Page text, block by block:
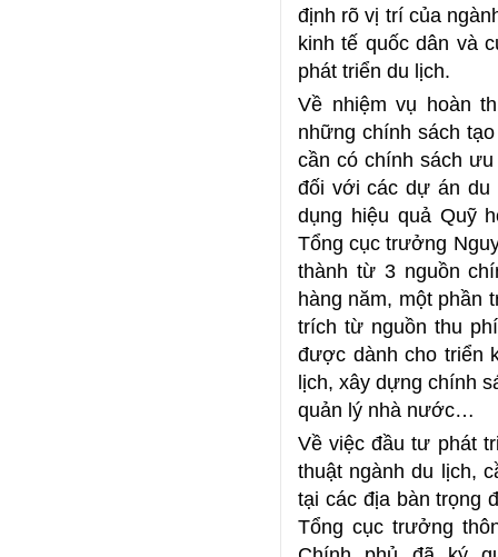
định rõ vị trí của
kinh tế quốc dân và
phát triển du lịch.
Về nhiệm vụ hoàn
những chính sách
cần có chính sách
đối với các dự án du
dụng hiệu quả Quỹ
Tổng cục trưởng
thành từ 3 nguồn
hàng năm, một phần
trích từ nguồn thu
được dành cho triển
lịch, xây dựng chính
quản lý nhà nước…
Về việc đầu tư phát
thuật ngành du lịch,
tại các địa bàn trọng
Tổng cục trưởng